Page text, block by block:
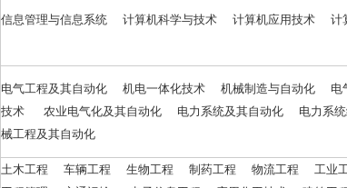
信息管理与信息系统 计算机科学与技术 计算机应用技术
电气工程及其自动化 机电一体化技术 机械制造与自动化
技术 农业电气化及其自动化 电力系统及其自动化 电力
械工程及其自动化
土木工程 车辆工程 生物工程 制药工程 物流工程 工